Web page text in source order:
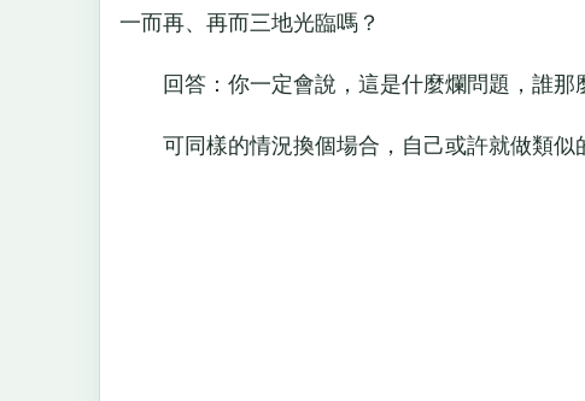
一而再、再而三地光臨嗎？
回答：你一定會說，這是什麼爛問題，誰那
可同樣的情況換個場合，自己或許就做類似